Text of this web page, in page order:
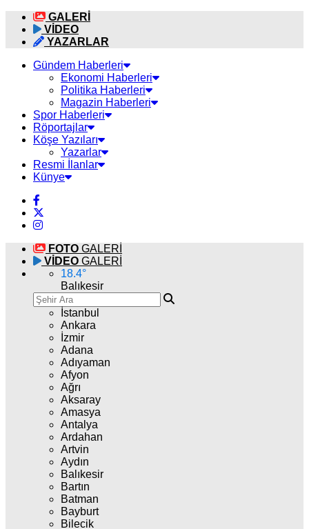
GALERİ
VİDEO
YAZARLAR
Gündem Haberleri
Ekonomi Haberleri
Politika Haberleri
Magazin Haberleri
Spor Haberleri
Röportajlar
Köşe Yazıları
Yazarlar
Resmi İlanlar
Künye
FOTO GALERİ
VİDEO GALERİ
18.4°
Balıkesir
İstanbul
Ankara
İzmir
Adana
Adıyaman
Afyon
Ağrı
Aksaray
Amasya
Antalya
Ardahan
Artvin
Aydın
Balıkesir
Bartın
Batman
Bayburt
Bilecik